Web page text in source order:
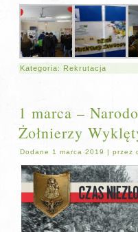
Kategoria: Rekrutacja
1 marca –
Żołnierzy
Dodane 1 marca 2019 |przez